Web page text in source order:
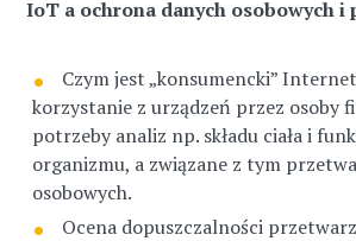
IoT a ochrona danych osobowych i
Czym jest „konsumencki”
korzystanie z urządzeń przez osoby
potrzeby analiz np. składu ciała i
organizmu, a związane z tym
osobowych.
Ocena dopuszczalności